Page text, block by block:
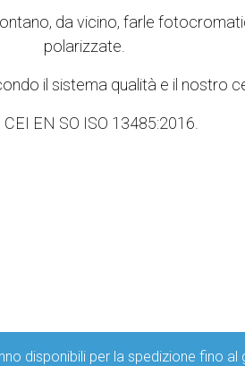
da vicino, farle
polarizzate.
il sistema qualità e il nostro
CEI EN SO ISO 13485:2016.
per la spedizione fino al